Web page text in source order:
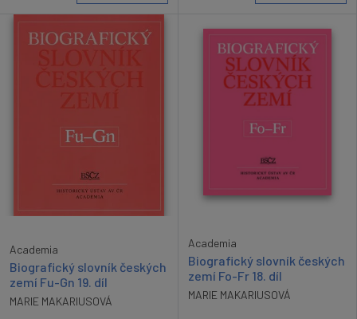
Academia
Biografický slovník českých
zemí Fu-Gn 19. díl
MARIE MAKARIUSOVÁ
Academia
Biografický slovník českých
zemí Fo-Fr 18. díl
MARIE MAKARIUSOVÁ